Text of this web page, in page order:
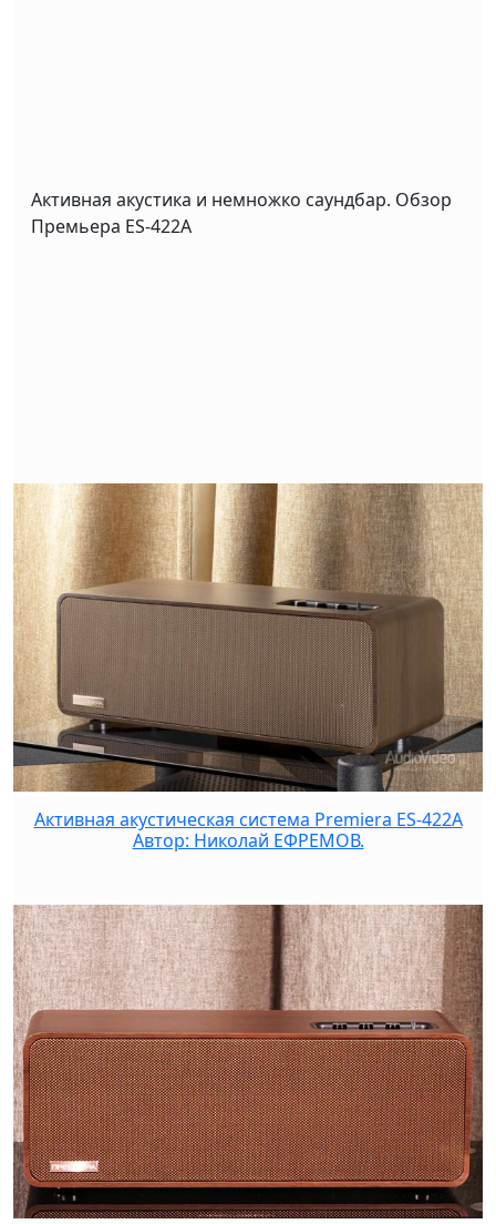
Активная акустика и немножко саундбар. Обзор
Премьера ES-422A
Активная акустическая система Premiera ES-422A
Автор: Николай ЕФРЕМОВ.